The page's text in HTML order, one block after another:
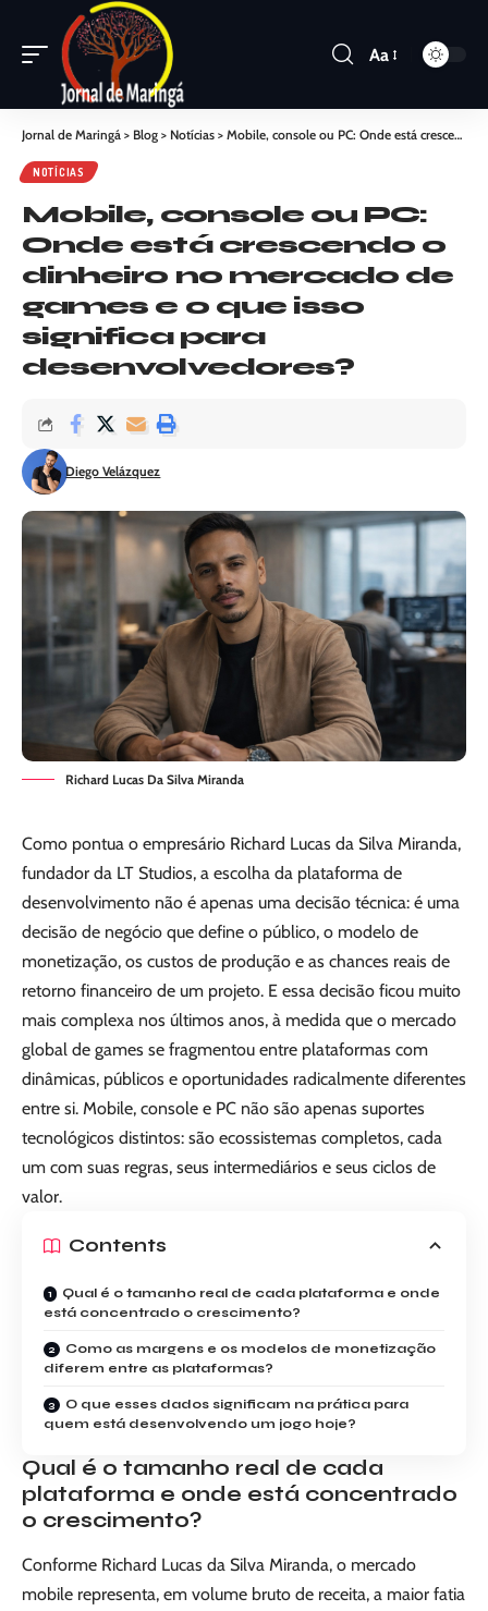
Aa
Jornal de Maringá > Blog > Notícias > Mobile, console ou PC: Onde está crescendo o dinheiro no mercado de games e o que isso significa para desenvolvedores?
NOTÍCIAS
Mobile, console ou PC:
Onde está crescendo o
dinheiro no mercado de
games e o que isso
significa para
desenvolvedores?
Diego Velázquez
Richard Lucas Da Silva Miranda
Como pontua o empresário Richard Lucas da Silva Miranda,
fundador da LT Studios, a escolha da plataforma de
desenvolvimento não é apenas uma decisão técnica: é uma
decisão de negócio que define o público, o modelo de
monetização, os custos de produção e as chances reais de
retorno financeiro de um projeto. E essa decisão ficou muito
mais complexa nos últimos anos, à medida que o mercado
global de games se fragmentou entre plataformas com
dinâmicas, públicos e oportunidades radicalmente diferentes
entre si. Mobile, console e PC não são apenas suportes
tecnológicos distintos: são ecossistemas completos, cada
um com suas regras, seus intermediários e seus ciclos de
valor.
Contents
Qual é o tamanho real de cada plataforma e onde
está concentrado o crescimento?
Como as margens e os modelos de monetização
diferem entre as plataformas?
O que esses dados significam na prática para
quem está desenvolvendo um jogo hoje?
Qual é o tamanho real de cada
plataforma e onde está concentrado
o crescimento?
Conforme Richard Lucas da Silva Miranda, o mercado
mobile representa, em volume bruto de receita, a maior fatia